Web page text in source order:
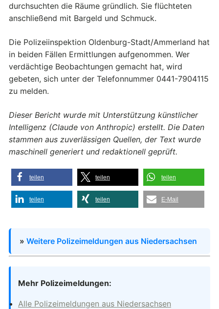
durchsuchten die Räume gründlich. Sie flüchteten
anschließend mit Bargeld und Schmuck.
Die Polizeiinspektion Oldenburg-Stadt/Ammerland hat
in beiden Fällen Ermittlungen aufgenommen. Wer
verdächtige Beobachtungen gemacht hat, wird
gebeten, sich unter der Telefonnummer 0441-7904115
zu melden.
Dieser Bericht wurde mit Unterstützung künstlicher
Intelligenz (Claude von Anthropic) erstellt. Die Daten
stammen aus zuverlässigen Quellen, der Text wurde
maschinell generiert und redaktionell geprüft.
teilen teilen teilen
teilen teilen E-Mail
» Weitere Polizeimeldungen aus Niedersachsen
Mehr Polizeimeldungen:
Alle Polizeimeldungen aus Niedersachsen